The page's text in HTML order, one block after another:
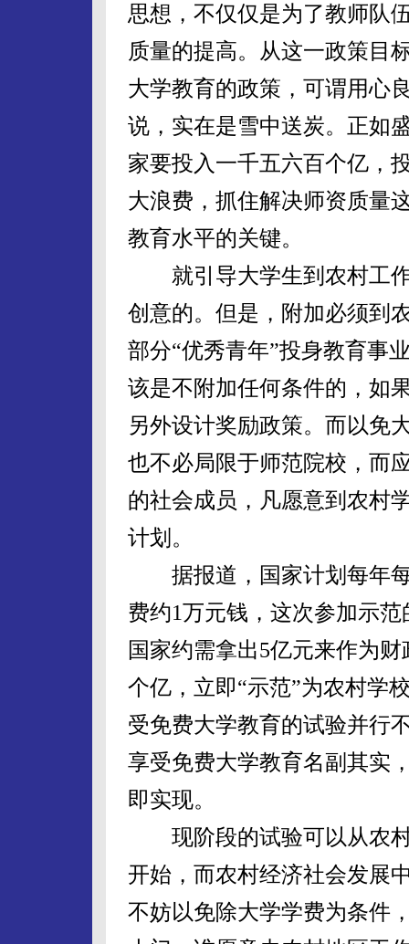
思想，不仅仅是为了教师队
质量的提高。从这一政策目
大学教育的政策，可谓用心
说，实在是雪中送炭。正如
家要投入一千五六百个亿，
大浪费，抓住解决师资质量
教育水平的关键。
就引导大学生到农村工作
创意的。但是，附加必须到
部分“优秀青年”投身教育事
该是不附加任何条件的，如
另外设计奖励政策。而以免
也不必局限于师范院校，而
的社会成员，凡愿意到农村
计划。
据报道，国家计划每年每
费约1万元钱，这次参加示
国家约需拿出5亿元来作为
个亿，立即“示范”为农村学
受免费大学教育的试验并行
享受免费大学教育名副其实
即实现。
现阶段的试验可以从农村
开始，而农村经济社会发展
不妨以免除大学学费为条件